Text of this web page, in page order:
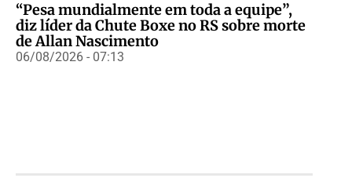
“Pesa mundialmente em toda a equipe”,
diz líder da Chute Boxe no RS sobre morte
de Allan Nascimento
06/08/2026 - 07:13